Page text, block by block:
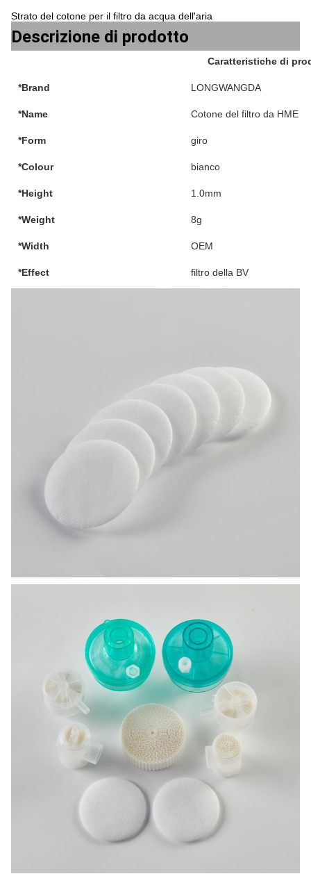
Strato del cotone per il filtro da acqua dell'aria
Descrizione di prodotto
Caratteristiche di
*Brand LONGWANGDA
*Name Cotone del filtro da HME
*Form giro
*Colour bianco
*Height 1.0mm
*Weight 8g
*Width OEM
*Effect filtro della BV